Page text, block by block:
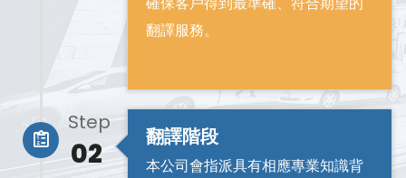
翻譯服務。
翻譯階段
本公司會指派具有相應專業知識背
Step
02